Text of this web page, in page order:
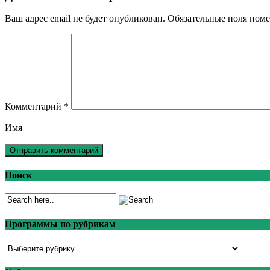
Ваш адрес email не будет опубликован. Обязательные поля
Комментарий *
Имя
Поиск
Программы по рубрикам
Программы